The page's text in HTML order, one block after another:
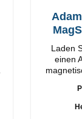
Laden
einen
bietet